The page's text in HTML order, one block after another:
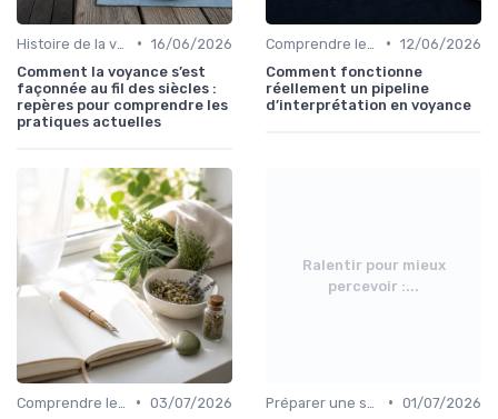
• 16/06/2026
Comment la voyance s’est
façonnée au fil des siècles :
repères pour comprendre les
pratiques actuelles
• 12/06/2026
Comment fonctionne
réellement un pipeline
d’interprétation en voyance
• 03/07/2026
Ralentir pour mieux
percevoir :...
• 01/07/2026